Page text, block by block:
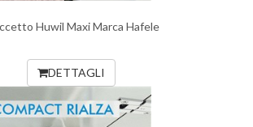
Huwil Maxi Marca Hafele
DETTAGLI